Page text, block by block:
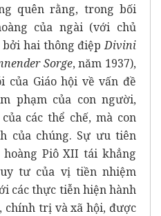
quên rằng, trong bối
của ngài (với chủ
hai thông điệpDivini
Sorge, năm 1937),
của Giáo hội về vấn đề
phạm của con người,
các thể chế, mà con
của chúng. Sự ưu tiên
Piô XII tái khẳng
tư của vị tiền nhiệm
các thực tiễn hiện hành
chính trị và xã hội, được